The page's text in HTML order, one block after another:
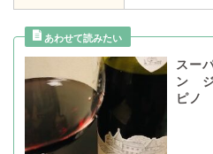
スー
ン ジ
ピノ